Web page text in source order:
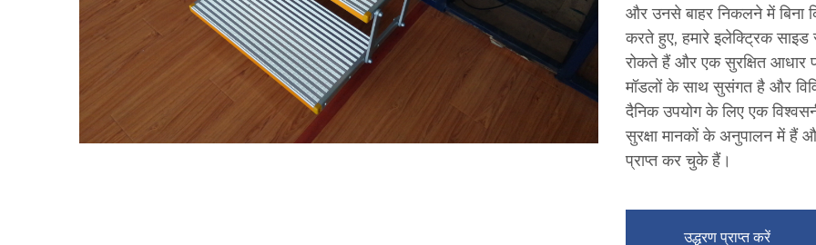
और उनसे बाहर निकलने में बिना
करते हुए, हमारे इलेक्ट्रिक
रोकते हैं और एक सुरक्षित आधार
मॉडलों के साथ सुसंगत है और
दैनिक उपयोग के लिए एक
सुरक्षा मानकों के अनुपालन में
प्राप्त कर चुके हैं।
उद्धरण प्राप्त करें